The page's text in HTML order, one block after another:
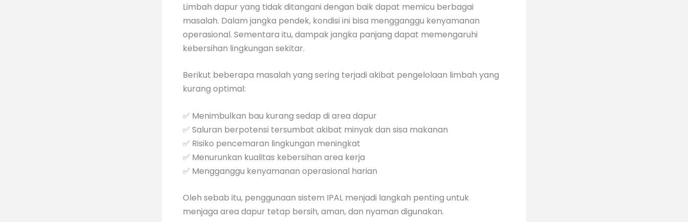
Limbah dapur yang tidak ditangani dengan baik dapat memicu berbagai
masalah. Dalam jangka pendek, kondisi ini bisa mengganggu kenyamanan
operasional. Sementara itu, dampak jangka panjang dapat memengaruhi
kebersihan lingkungan sekitar.
Berikut beberapa masalah yang sering terjadi akibat pengelolaan limbah yang
kurang optimal:
✅ Menimbulkan bau kurang sedap di area dapur
✅ Saluran berpotensi tersumbat akibat minyak dan sisa makanan
✅ Risiko pencemaran lingkungan meningkat
✅ Menurunkan kualitas kebersihan area kerja
✅ Mengganggu kenyamanan operasional harian
Oleh sebab itu, penggunaan sistem IPAL menjadi langkah penting untuk
menjaga area dapur tetap bersih, aman, dan nyaman digunakan.